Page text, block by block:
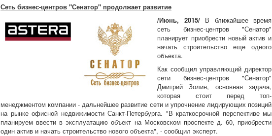
Сеть бизнес-центров "Сенатор" продолжает развитие
/Июнь, 2015/В ближайшее время
сеть бизнес-центров "Сенатор"
планирует приобрести новый актив и
начать строительство еще одного
объекта.
Как сообщил управляющий директор
сети бизнес-центров "Сенатор"
Дмитрий Золин, основная задача,
которая стоит перед топ-
менеджментом компании - дальнейшее развитие сети и упрочнение лидирующих позиций
на рынке офисной недвижимости Санкт-Петербурга. "В краткосрочной перспективе мы
планируем ввести в эксплуатацию объект на Московском проспекте д. 60, приобрести
один актив и начать строительство нового объекта", - сообщил эксперт.